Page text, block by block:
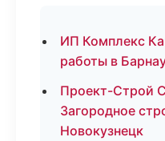
ИП Комплекс
работы в
Проект-Строй
Загородное
Новокузнецк